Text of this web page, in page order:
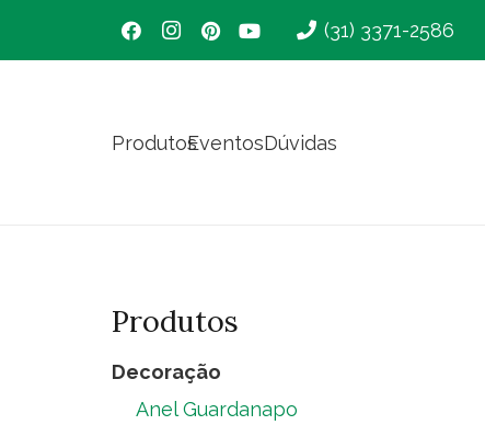
(31) 3371-2586
ProdutosEventosDúvidas
Produtos
Decoração
Anel Guardanapo